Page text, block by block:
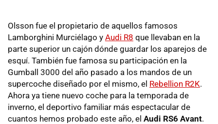
Olsson fue el propietario de aquellos famosos
Lamborghini Murciélago y Audi R8 que llevaban en la
parte superior un cajón dónde guardar los aparejos de
esquí. También fue famosa su participación en la
Gumball 3000 del año pasado a los mandos de un
supercoche diseñado por el mismo, el Rebellion R2K.
Ahora ya tiene nuevo coche para la temporada de
inverno, el deportivo familiar más espectacular de
cuantos hemos probado este año, el Audi RS6 Avant.